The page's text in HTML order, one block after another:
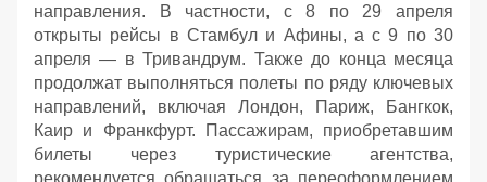
направления. В частности, с 8 по 29 апреля
открыты рейсы в Стамбул и Афины, а с 9 по 30
апреля — в Тривандрум. Также до конца месяца
продолжат выполняться полеты по ряду ключевых
направлений, включая Лондон, Париж, Бангкок,
Каир и Франкфурт. Пассажирам, приобретавшим
билеты через туристические агентства,
рекомендуется обращаться за переоформлением